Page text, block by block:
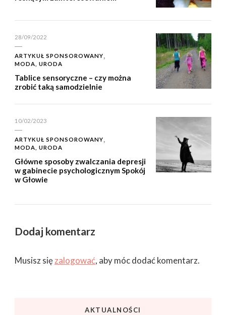
28/09/2022
ARTYKUŁ SPONSOROWANY
MODA, URODA
Tablice sensoryczne – czy można
zrobić taką samodzielnie
10/02/2023
ARTYKUŁ SPONSOROWANY
MODA, URODA
Główne sposoby zwalczania depresji
w gabinecie psychologicznym Spokój
w Głowie
Dodaj komentarz
Musisz sięzalogować, aby móc dodać komentarz.
AKTUALNOŚCI